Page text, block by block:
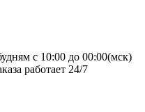
с 10:00 до 00:00(мск)
работает 24/7